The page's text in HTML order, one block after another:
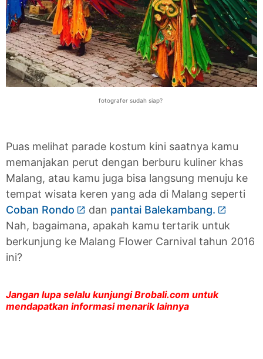
fotografer sudah siap?
Puas melihat parade kostum kini saatnya kamu
memanjakan perut dengan berburu kuliner khas
Malang, atau kamu juga bisa langsung menuju ke
tempat wisata keren yang ada di Malang seperti
Coban Rondo
dan pantai Balekambang.
Nah, bagaimana, apakah kamu tertarik untuk
berkunjung ke Malang Flower Carnival tahun 2016
ini?
Jangan lupa selalu kunjungi Brobali.com untuk
mendapatkan informasi menarik lainnya